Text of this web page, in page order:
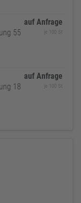
55
auf Anfrage
je 100 St
18
auf Anfrage
je 100 St